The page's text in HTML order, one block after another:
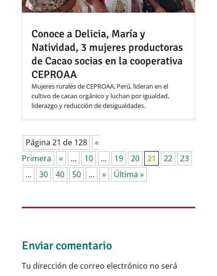
Conoce a Delicia, María y
Natividad, 3 mujeres productoras
de Cacao socias en la cooperativa
CEPROAA
Mujeres rurales de CEPROAA, Perú, lideran en el
cultivo de cacao orgánico y luchan por igualdad,
liderazgo y reducción de desigualdades.
Página 21 de 128
«
Primera
« ... 10 ... 19 20 21 22
23
...
30 40 50 ... » Última »
Enviar comentario
Tu dirección de correo electrónico no será